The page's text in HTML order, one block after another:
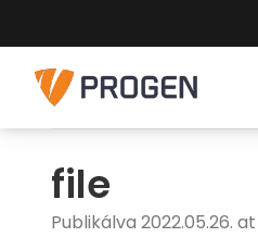
content
file
Publikálva 2022.05.26. at